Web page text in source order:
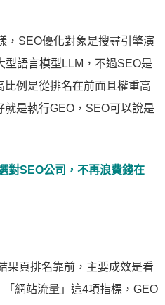
，SEO優化對象是搜尋引擎演
型語言模型LLM，不過SEO是
例是從排名在前面且權重高
是執行GEO，SEO可以說是
對SEO公司，不再浪費錢在
果頁排名靠前，主要成效是看
「網站流量」這4項指標，GEO